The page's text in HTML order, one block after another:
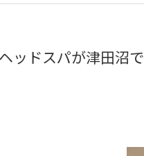
ッドスパが津田沼